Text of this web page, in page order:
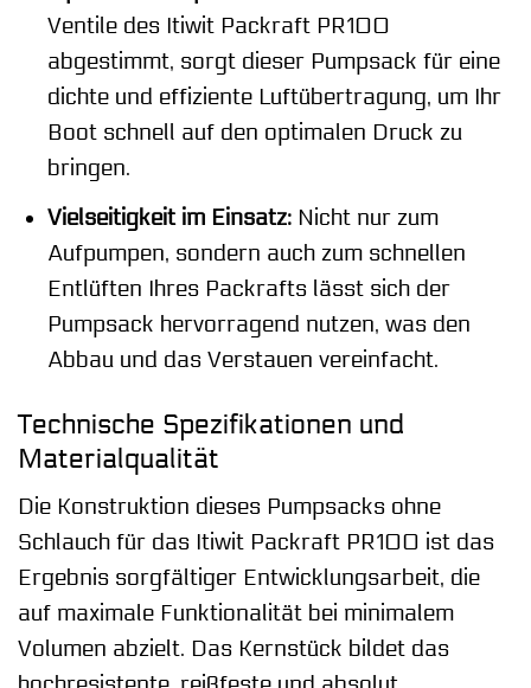
Ventile des Itiwit Packraft PR100
abgestimmt, sorgt dieser Pumpsack für eine
dichte und effiziente Luftübertragung, um Ihr
Boot schnell auf den optimalen Druck zu
bringen.
Vielseitigkeit im Einsatz:Nicht nur zum
Aufpumpen, sondern auch zum schnellen
Entlüften Ihres Packrafts lässt sich der
Pumpsack hervorragend nutzen, was den
Abbau und das Verstauen vereinfacht.
Technische Spezifikationen und
Materialqualität
Die Konstruktion dieses Pumpsacks ohne
Schlauch für das Itiwit Packraft PR100 ist das
Ergebnis sorgfältiger Entwicklungsarbeit, die
auf maximale Funktionalität bei minimalem
Volumen abzielt. Das Kernstück bildet das